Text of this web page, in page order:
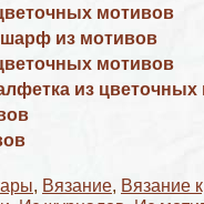
мотивов
из мотивов
мотивов
из
, Вязание, Вязание